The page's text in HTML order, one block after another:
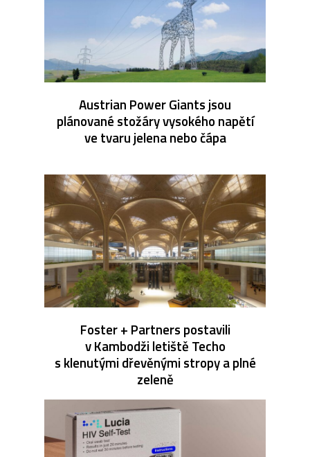
Austrian Power Giants jsou
plánované stožáry vysokého napětí
ve tvaru jelena nebo čápa
Foster + Partners postavili
v Kambodži letiště Techo
s klenutými dřevěnými stropy a plné
zeleně